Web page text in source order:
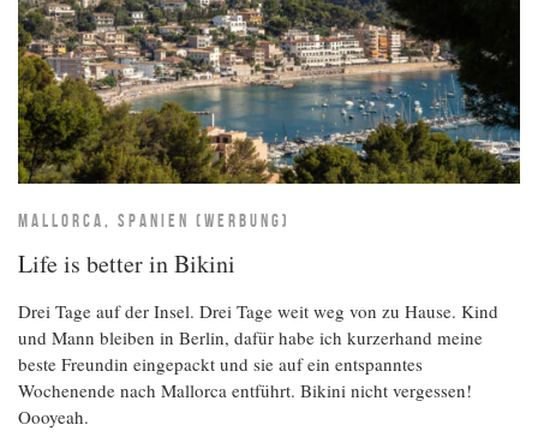
MALLORCA, SPANIEN (WERBUNG)
Life is better in Bikini
Drei Tage auf der Insel. Drei Tage weit weg von zu Hause. Kind
und Mann bleiben in Berlin, dafür habe ich kurzerhand meine
beste Freundin eingepackt und sie auf ein entspanntes
Wochenende nach Mallorca entführt. Bikini nicht vergessen!
Oooyeah.